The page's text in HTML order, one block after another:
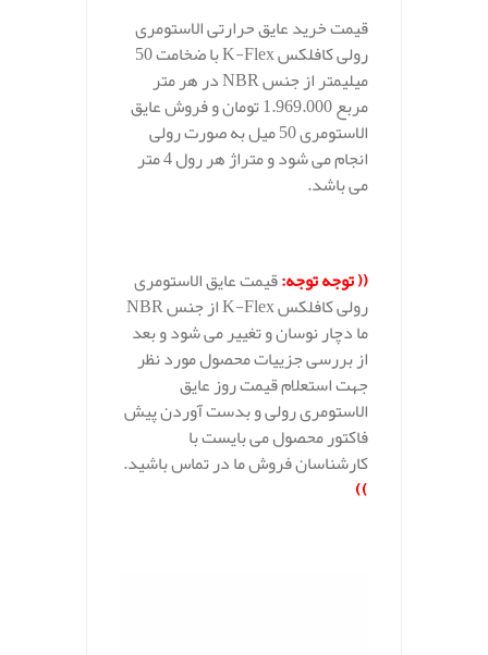
قیمت خرید عایق حرارتی الاستومری
رولی کافلکس K-Flex با ضخامت 50
میلیمتر از جنس NBR در هر متر
مربع 1.969.000 تومان و فروش عایق
الاستومری 50 میل به صورت رولی
انجام می شود و متراژ هر رول 4 متر
می باشد.
(( توجه توجه:قیمت عایق الاستومری
رولی کافلکس K-Flex از جنس NBR
ما دچار نوسان و تغییر می شود و بعد
از بررسی جزییات محصول مورد نظر
جهت استعلام قیمت روز عایق
الاستومری رولی و بدست آوردن پیش
فاکتور محصول می بایست با
کارشناسان فروش ما در تماس باشید.
))